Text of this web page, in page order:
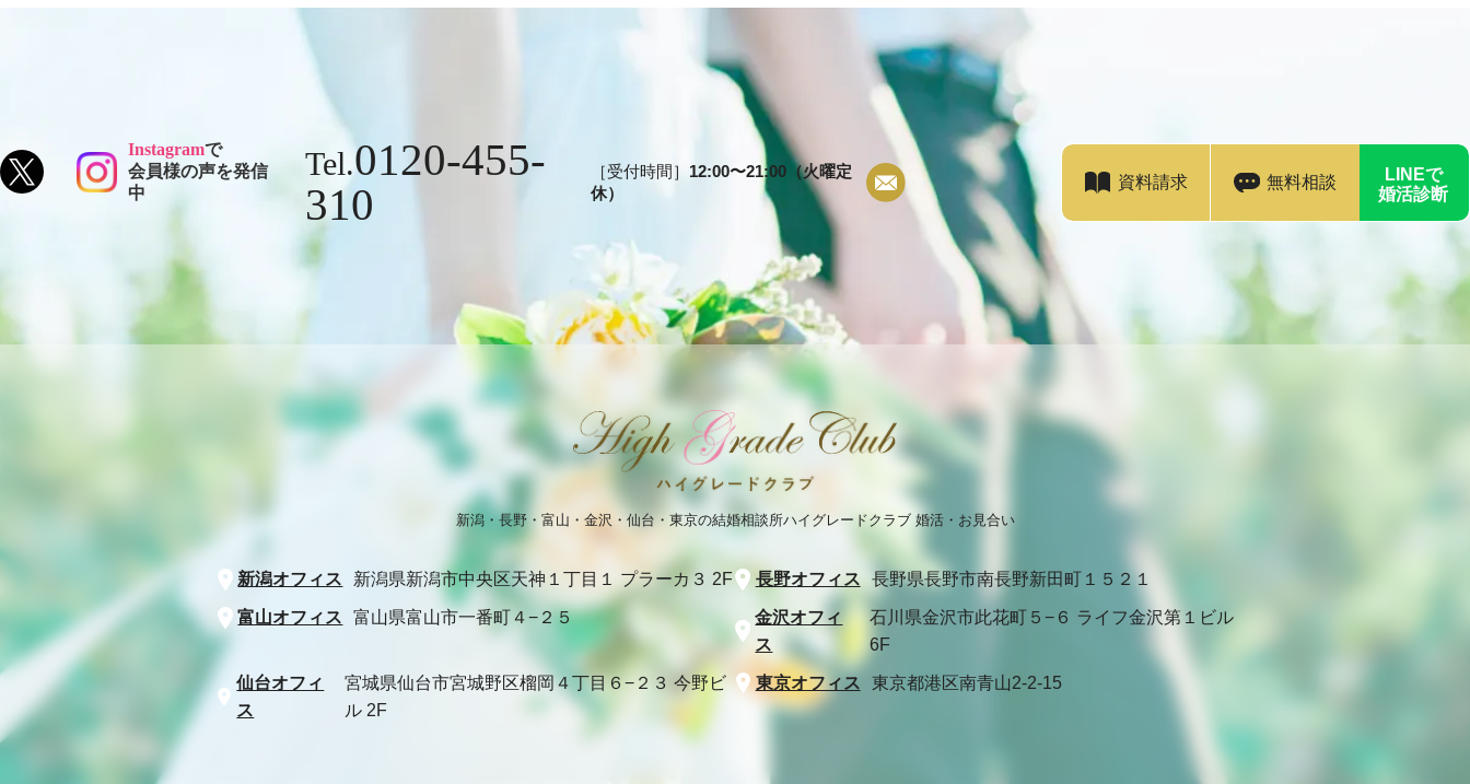
Instagramで
会員様の声を発信
中
Tel.0120-455-
310
［受付時間］ 12:00〜21:00（火曜定
休）
資料請求 無料相談
LINEで
婚活診断
新潟・長野・富山・金沢・仙台・東京の結婚相談所ハイグレードクラブ 婚活・お見合い
新潟オフィス 新潟県新潟市中央区天神１丁目１ プラーカ３ 2F 長野オフィス 長野県長野市南長野新田町１５２１
富山オフィス 富山県富山市一番町４−２５
金沢オフィ
ス
石川県金沢市此花町５−６ ライフ金沢第１ビル
6F
仙台オフィ
ス
宮城県仙台市宮城野区榴岡４丁目６−２３ 今野ビ
ル 2F
東京オフィス 東京都港区南青山2-2-15